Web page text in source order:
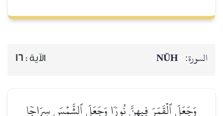
السورة: NŪH الآية : 16
وَجَعَلَ ٱلۡقَمَرَ فِيهِنَّ نُورٗا وَجَعَلَ ٱلشَّمۡسَ سِرَاجٗا